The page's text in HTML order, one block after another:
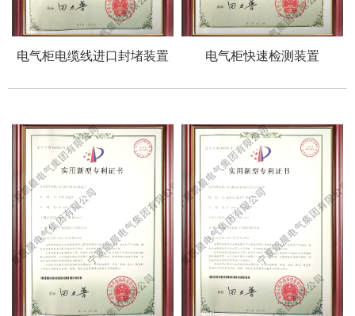
电气柜电缆线进口封堵装置 电气柜快速检测装置